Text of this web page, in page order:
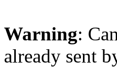
Warning:
already sent